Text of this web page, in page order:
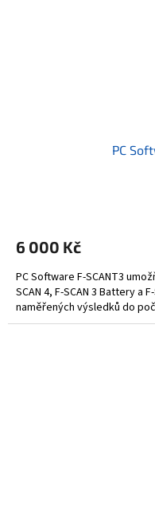
PC
6 000 Kč
PC Software F-SCANT3
SCAN 4, F-SCAN 3 Battery a
naměřených výsledků do